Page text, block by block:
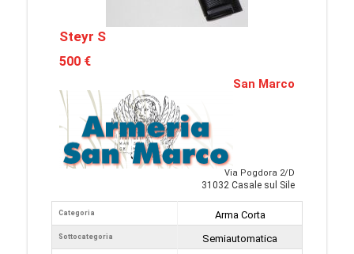
Steyr S
500 €
San Marco
Via Pogdora 2/D
31032 Casale sul Sile
Categoria
Sottocategoria
Arma Corta
Semiautomatica